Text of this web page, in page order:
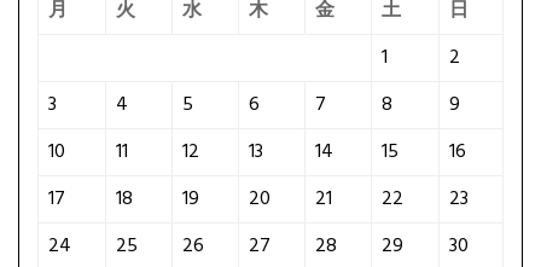
月
火 水 木 金 土
日
1
2
3
4 5 6 7 8
9
10
11 12 13 14 15
16
17
18 19 20 21 22
23
24
25 26 27 28 29
30